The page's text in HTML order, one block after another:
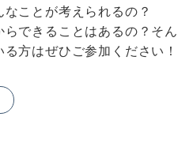
なことが考えられるの？
できることはあるの？そん
方はぜひご参加ください！